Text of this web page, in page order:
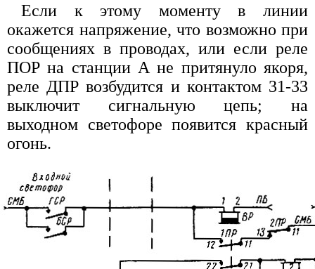
Если к этому моменту в линии
окажется напряжение, что возможно при
сообщениях в проводах, или если реле
ПОР на станции А не притянуло якоря,
реле ДПР возбудится и контактом 31-33
выключит сигнальную цепь; на
выходном светофоре появится красный
огонь.